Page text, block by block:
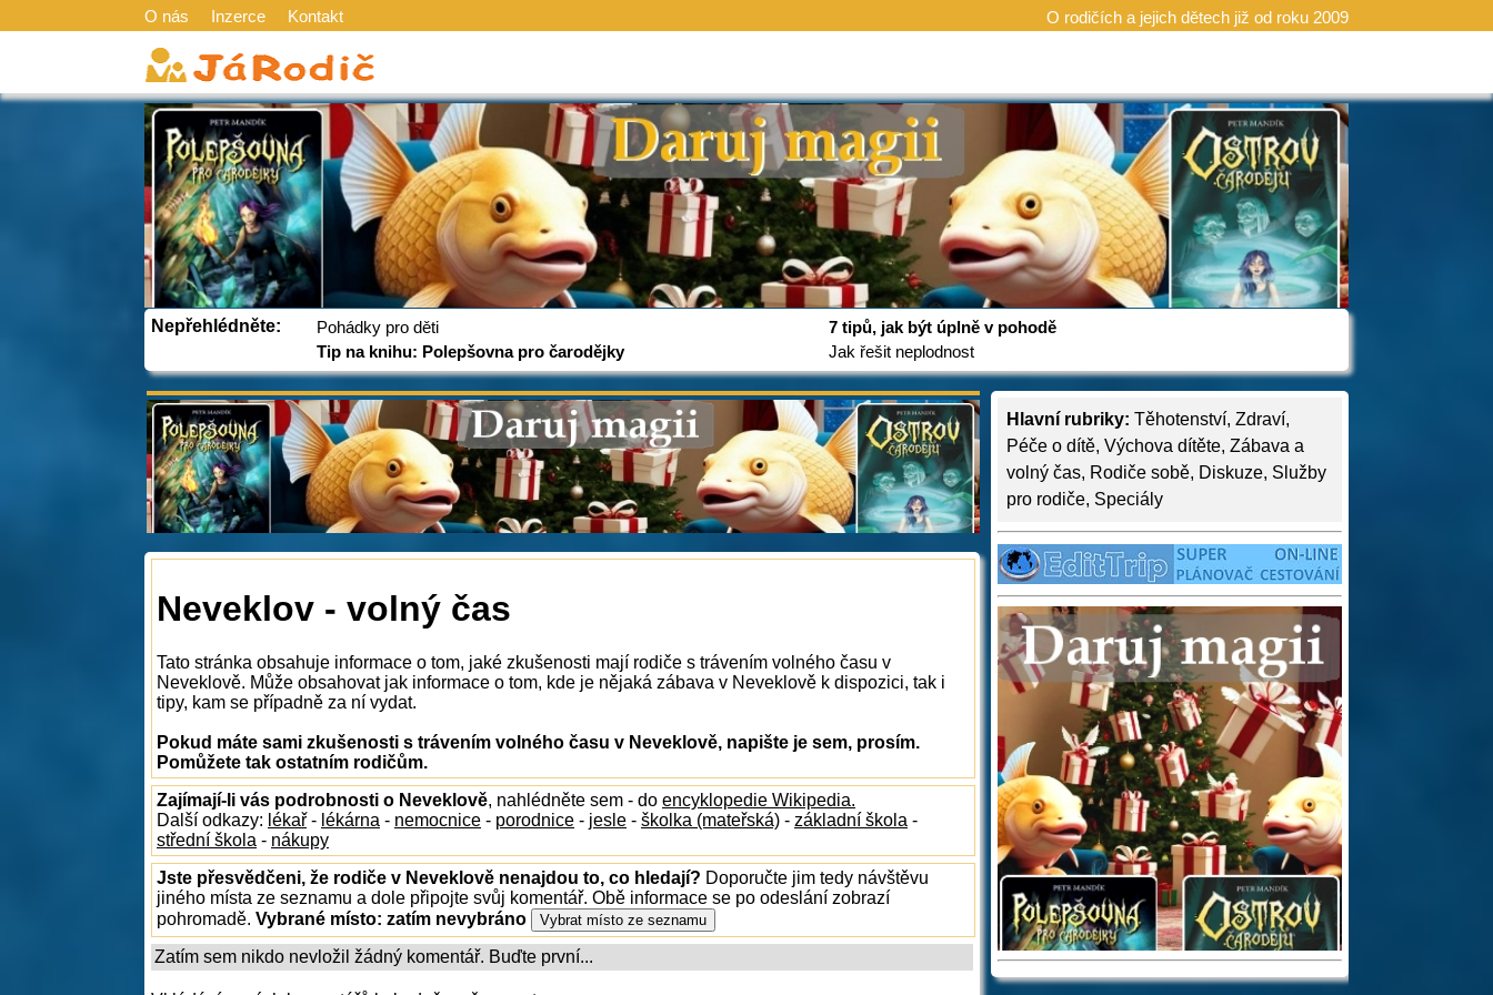
O nás Inzerce Kontakt O rodičích a jejich dětech již od roku 2009
Nepřehlédněte:
Pohádky pro děti
Tip na knihu: Polepšovna pro čarodějky
7 tipů, jak být úplně v pohodě
Jak řešit neplodnost
Hlavní rubriky: Těhotenství, Zdraví,
Péče o dítě, Výchova dítěte, Zábava a
volný čas, Rodiče sobě, Diskuze, Služby
pro rodiče, Speciály
Neveklov - volný čas
Tato stránka obsahuje informace o tom, jaké zkušenosti mají rodiče s trávením volného času v
Neveklově. Může obsahovat jak informace o tom, kde je nějaká zábava v Neveklově k dispozici, tak i
tipy, kam se případně za ní vydat.
Pokud máte sami zkušenosti s trávením volného času v Neveklově, napište je sem, prosím.
Pomůžete tak ostatním rodičům.
Zajímají-li vás podrobnosti o Neveklově, nahlédněte sem - do encyklopedie Wikipedia.
Další odkazy: lékař - lékárna - nemocnice - porodnice - jesle - školka (mateřská) - základní škola -
střední škola - nákupy
Jste přesvědčeni, že rodiče v Neveklově nenajdou to, co hledají? Doporučte jim tedy návštěvu
jiného místa ze seznamu a dole připojte svůj komentář. Obě informace se po odeslání zobrazí
pohromadě. Vybrané místo: zatím nevybráno
Zatím sem nikdo nevložil žádný komentář. Buďte první...